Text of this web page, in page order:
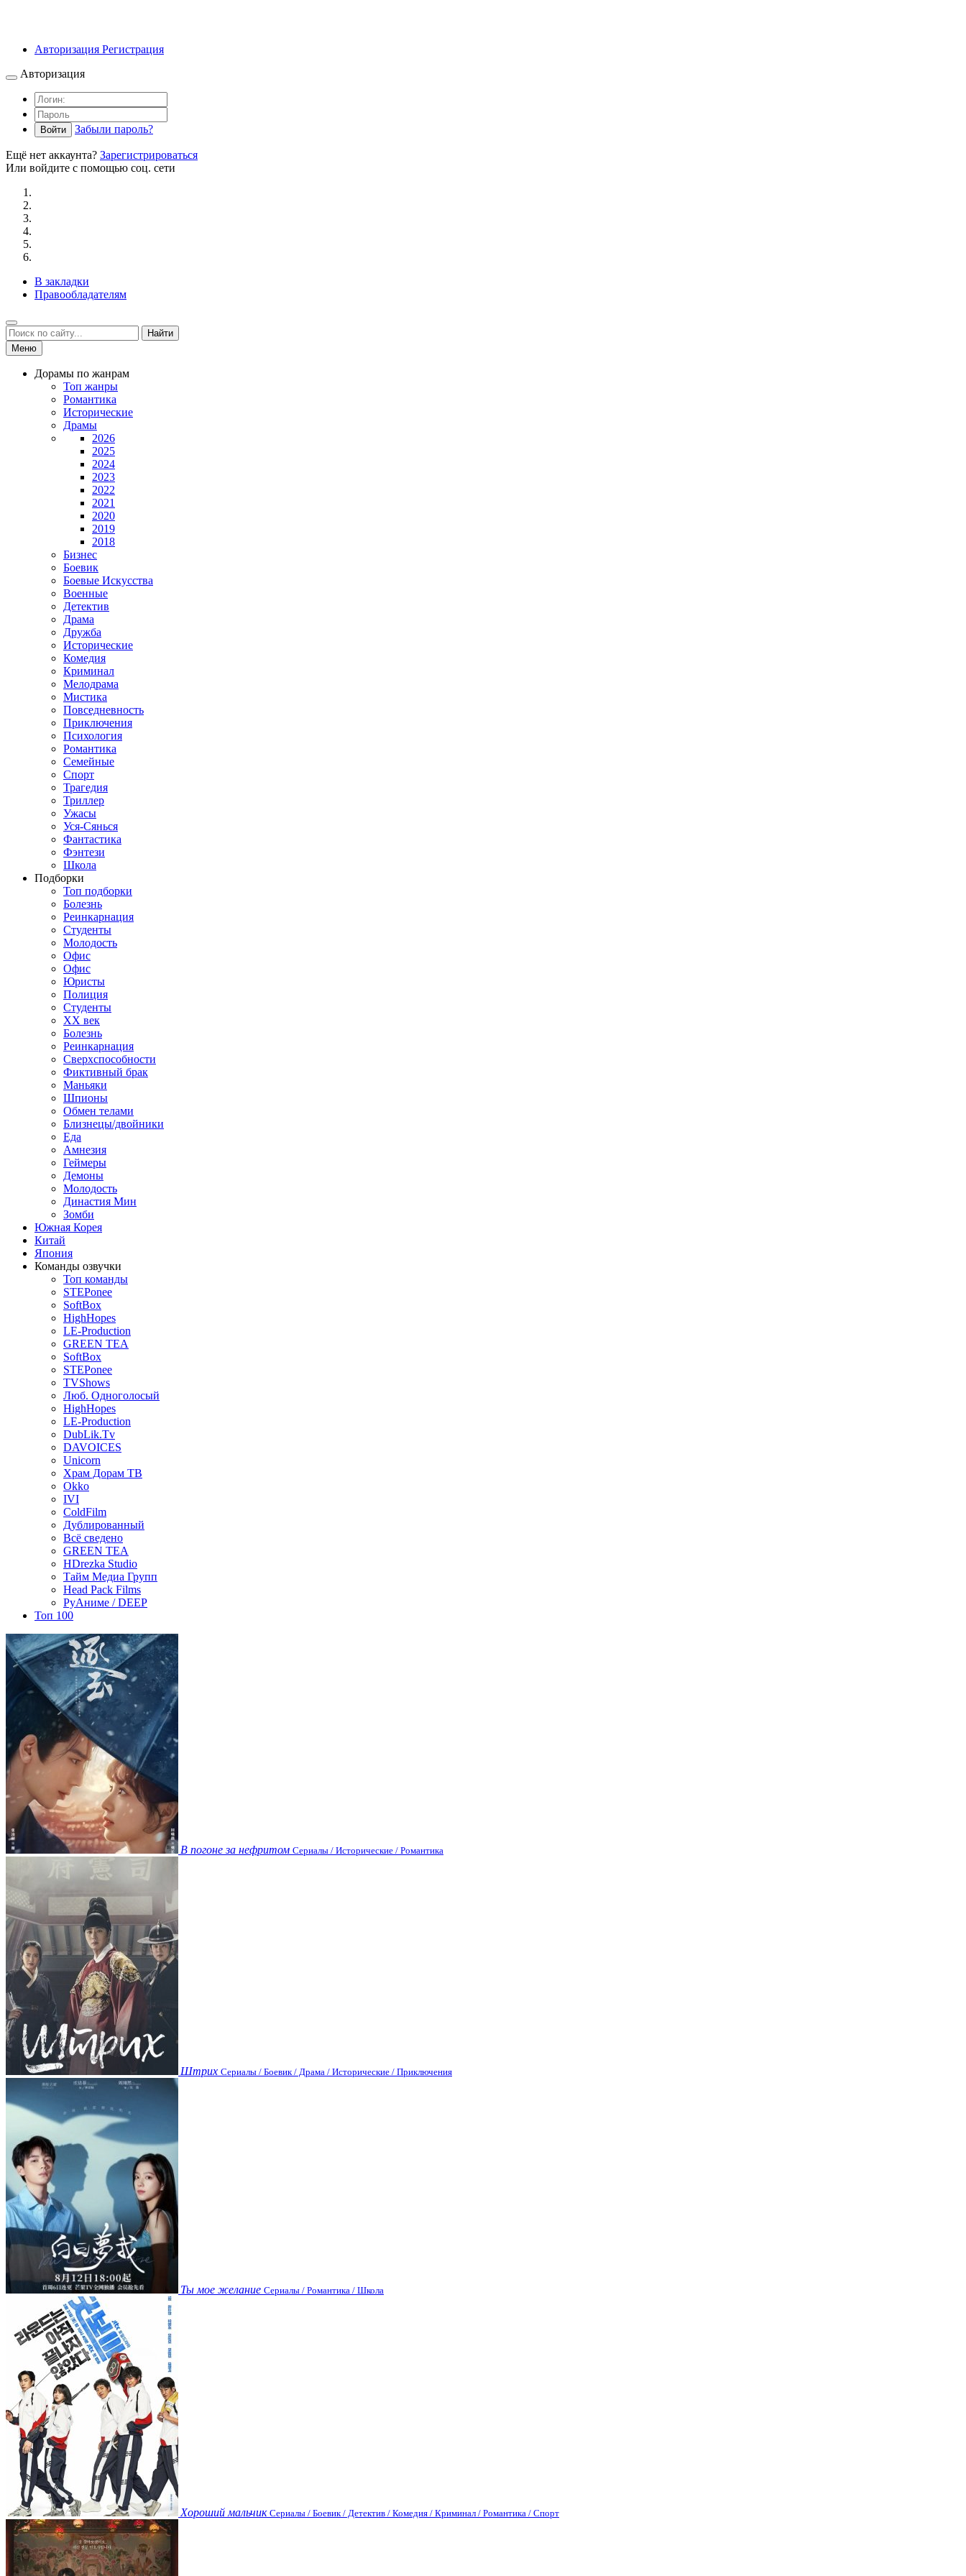
Авторизация Регистрация
Авторизация
Войти Забыли пароль?
Ещё нет аккаунта? Зарегистрироваться
Или войдите с помощью соц. сети
В закладки
Правообладателям
Найти
Меню
Дорамы по жанрам
Топ жанры
Романтика
Исторические
Драмы
2026
2025
2024
2023
2022
2021
2020
2019
2018
Бизнес
Боевик
Боевые Искусства
Военные
Детектив
Драма
Дружба
Исторические
Комедия
Криминал
Мелодрама
Мистика
Повседневность
Приключения
Психология
Романтика
Семейные
Спорт
Трагедия
Триллер
Ужасы
Уся-Сянься
Фантастика
Фэнтези
Школа
Подборки
Топ подборки
Болезнь
Реинкарнация
Студенты
Молодость
Офис
Офис
Юристы
Полиция
Студенты
ХХ век
Болезнь
Реинкарнация
Сверхспособности
Фиктивный брак
Маньяки
Шпионы
Обмен телами
Близнецы/двойники
Еда
Амнезия
Геймеры
Демоны
Молодость
Династия Мин
Зомби
Южная Корея
Китай
Япония
Команды озвучки
Топ команды
STEPonee
SoftBox
HighHopes
LE-Production
GREEN TEA
SoftBox
STEPonee
TVShows
Люб. Одноголосый
HighHopes
LE-Production
DubLik.Tv
DAVOICES
Unicorn
Храм Дорам ТВ
Okko
IVI
ColdFilm
Дублированный
Всё сведено
GREEN TEA
HDrezka Studio
Тайм Медиа Групп
Head Pack Films
РуАниме / DEEP
Топ 100
В погоне за нефритом Сериалы / Исторические / Романтика
Штрих Сериалы / Боевик / Драма / Исторические / Приключения
Ты мое желание Сериалы / Романтика / Школа
Хороший мальчик Сериалы / Боевик / Детектив / Комедия / Криминал / Романтика / Спорт